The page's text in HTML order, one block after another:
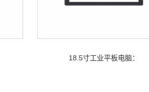
18.5寸工业平板电脑：